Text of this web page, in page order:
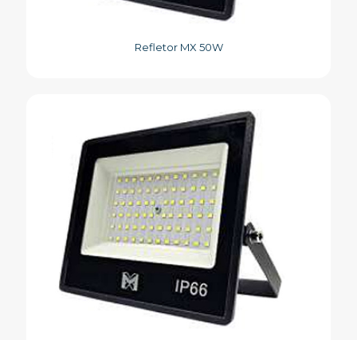
Refletor MX 50W